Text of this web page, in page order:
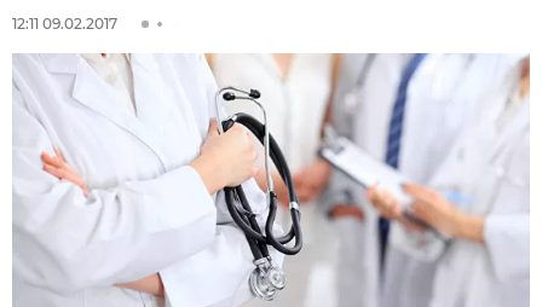
12:11 09.02.2017